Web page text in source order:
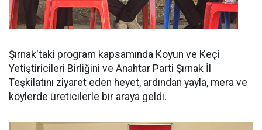
Şırnak'taki program kapsamında Koyun ve Keçi
Yetiştiricileri Birliğini ve Anahtar Parti Şırnak İl
Teşkilatını ziyaret eden heyet, ardından yayla, mera ve
köylerde üreticilerle bir araya geldi.